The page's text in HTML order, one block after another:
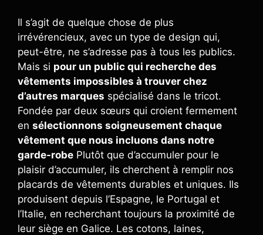
Il s’agit de quelque chose de plus
irrévérencieux, avec un type de design qui,
peut-être, ne s’adresse pas à tous les publics.
Mais si pour un public qui recherche des
vêtements impossibles à trouver chez
d’autres marques spécialisé dans le tricot.
Fondée par deux sœurs qui croient fermement
en sélectionnons soigneusement chaque
vêtement que nous incluons dans notre
garde-robe Plutôt que d’accumuler pour le
plaisir d’accumuler, ils cherchent à remplir nos
placards de vêtements durables et uniques. Ils
produisent depuis l’Espagne, le Portugal et
l’Italie, en recherchant toujours la proximité de
leur siège en Galice. Les cotons, laines,